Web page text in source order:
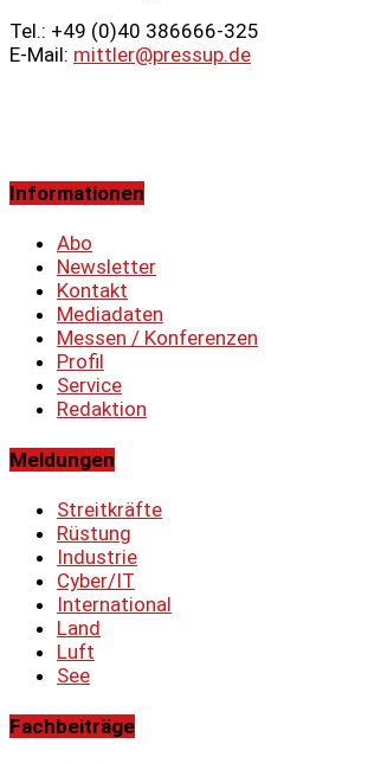
Tel.: +49 (0)40 386666‑325
E-Mail: mittler@pressup.de
Informationen
Abo
Newsletter
Kontakt
Mediadaten
Messen / Konferenzen
Profil
Service
Redaktion
Meldungen
Streitkräfte
Rüstung
Industrie
Cyber/IT
International
Land
Luft
See
Fachbeiträge